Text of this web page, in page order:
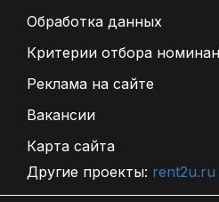
Обработка данных
Критерии отбора
Реклама на сайте
Вакансии
Карта сайта
Другие проекты: rent2u.ru